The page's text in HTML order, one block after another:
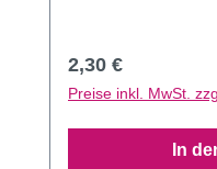
Regulärer Preis:
2,30 €
Preise inkl. MwSt.
In